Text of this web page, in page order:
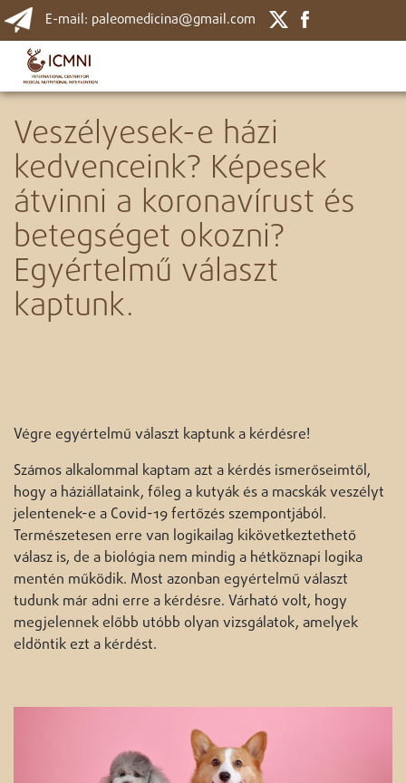
E-mail: paleomedicina@gmail.com
Veszélyesek-e házi
kedvenceink? Képesek
átvinni a koronavírust és
betegséget okozni?
Egyértelmű választ
kaptunk.
Végre egyértelmű választ kaptunk a kérdésre!
Számos alkalommal kaptam azt a kérdés ismerőseimtől,
hogy a háziállataink, főleg a kutyák és a macskák veszélyt
jelentenek-e a Covid-19 fertőzés szempontjából.
Természetesen erre van logikailag kikövetkeztethető
válasz is, de a biológia nem mindig a hétköznapi logika
mentén működik. Most azonban egyértelmű választ
tudunk már adni erre a kérdésre. Várható volt, hogy
megjelennek előbb utóbb olyan vizsgálatok, amelyek
eldöntik ezt a kérdést.